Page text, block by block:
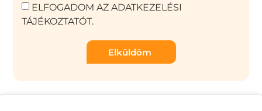
ELFOGADOM AZ ADATKEZELÉSI
TÁJÉKOZTATÓT.
Elküldöm